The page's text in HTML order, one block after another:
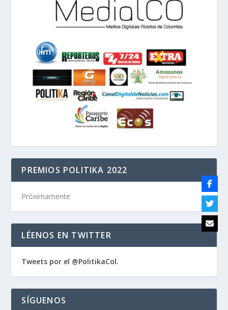
PREMIOS POLITIKA 2022
Próximamente
LÉENOS EN TWITTER
Tweets por el @PolitikaCol.
SÍGUENOS